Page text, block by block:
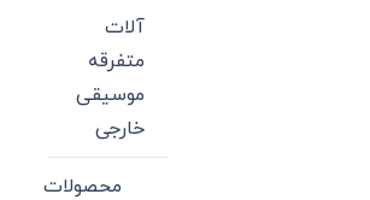
آلات
متفرقه
موسیقی
خارجی
محصولات